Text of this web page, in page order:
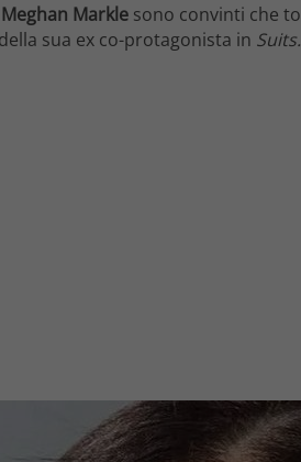
Meghan Markle sono convinti che
sua ex co-protagonista in Suits.